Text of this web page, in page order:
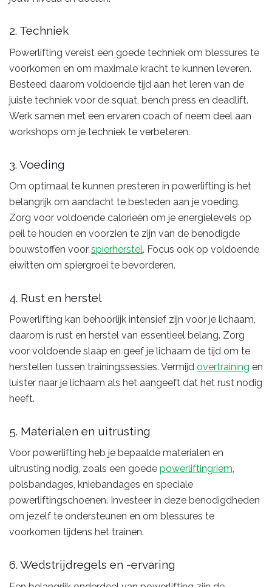
2. Techniek
Powerlifting vereist een goede techniek om blessures te
voorkomen en om maximale kracht te kunnen leveren.
Besteed daarom voldoende tijd aan het leren van de
juiste techniek voor de squat, bench press en deadlift.
Werk samen met een ervaren coach of neem deel aan
workshops om je techniek te verbeteren.
3. Voeding
Om optimaal te kunnen presteren in powerlifting is het
belangrijk om aandacht te besteden aan je voeding.
Zorg voor voldoende calorieën om je energielevels op
peil te houden en voorzien te zijn van de benodigde
bouwstoffen voor spierherstel. Focus ook op voldoende
eiwitten om spiergroei te bevorderen.
4. Rust en herstel
Powerlifting kan behoorlijk intensief zijn voor je lichaam,
daarom is rust en herstel van essentieel belang. Zorg
voor voldoende slaap en geef je lichaam de tijd om te
herstellen tussen trainingssessies. Vermijd overtraining en
luister naar je lichaam als het aangeeft dat het rust nodig
heeft.
5. Materialen en uitrusting
Voor powerlifting heb je bepaalde materialen en
uitrusting nodig, zoals een goede powerliftingriem,
polsbandages, kniebandages en speciale
powerliftingschoenen. Investeer in deze benodigdheden
om jezelf te ondersteunen en om blessures te
voorkomen tijdens het trainen.
6. Wedstrijdregels en -ervaring